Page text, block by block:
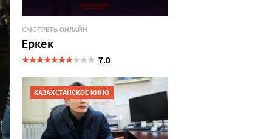
СМОТРЕТЬ ОНЛАЙН
Еркек
7.0
КАЗАХСТАНСКОЕ КИНО